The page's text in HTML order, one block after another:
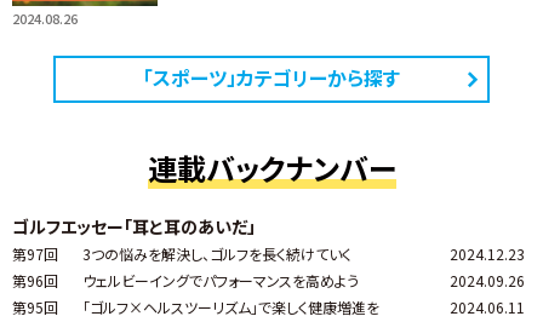
2024.08.26
「スポーツ」カテゴリーから探す
連載バックナンバー
ゴルフエッセー「耳と耳のあいだ」
第97回 3つの悩みを解決し、ゴルフを長く続けていく
2024.12.23
第96回
ウェルビーイングでパフォーマンスを高めよう
2024.09.26
第95回
「ゴルフ×ヘルスツーリズム」で楽しく健康増進を
2024.06.11